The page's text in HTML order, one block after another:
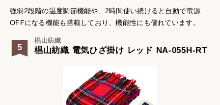
強弱2段階の温度調節機能や、2時間使い続けると自動で電源
OFFになる機能も搭載しており、機能性にも優れています。
5
椙山紡織
椙山紡織 電気ひざ掛け レッド NA-055H-RT